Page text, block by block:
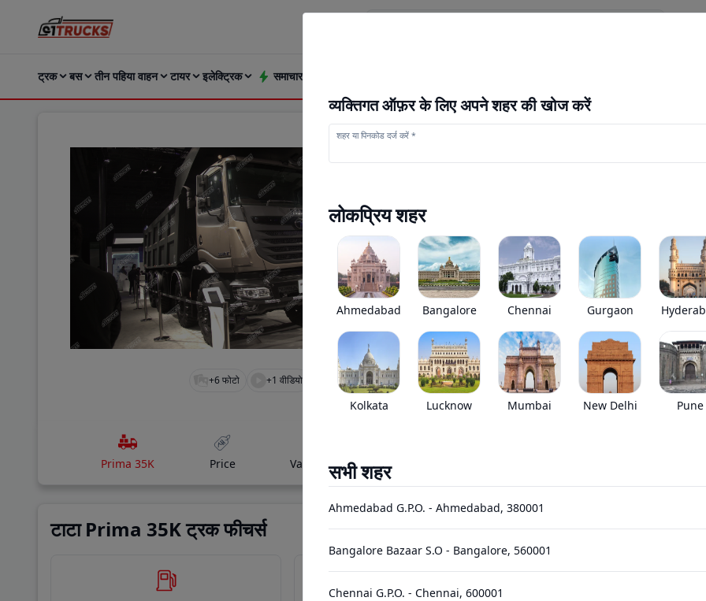
ट्रक बस तीन पहिया वाहन टायर इलेक्ट्रिक समाचार और अपडेट्स
+6फोटो +1 वीडियो
टाटा Prima 35K भारत बाजार में रुपये की एक्स-शोरूम कीमत पर उपलब्ध
कीमत जल्द ही आ रही है* View Price Breakup
EMI starts @
***** /month*
Ex-showroom price in
•जीएसटी 2.0 के बाद कीमतों में संशोधन किया गया है। नई दरें जल्द
EMI starts @
***** /month*
व्यक्तिगत ऑफ़र के लिए अपने शहर की खोज करें
शहर या पिनकोड दर्ज करें *
लोकप्रिय शहर
Ahmedabad Bangalore Chennai Gurgaon
Kolkata Lucknow Mumbai New Delhi Pune
सभी शहर
Ahmedabad G.P.O. - Ahmedabad, 380001
Bangalore Bazaar S.O - Bangalore, 560001
Chennai G.P.O. - Chennai, 600001
Prima 35K Price Variants Images
टाटा Prima 35K ट्रक फीचर्स